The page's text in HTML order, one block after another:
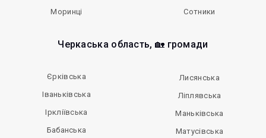
Моринці
Сотники
Черкаська область, 🏡 громади
Єрківська
Іваньківська
Іркліївська
Бабанська
Лисянська
Ліплявська
Маньківська
Матусівська